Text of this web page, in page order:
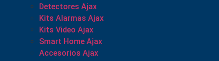
Detectores Ajax
Kits Alarmas Ajax
Kits Video Ajax
Smart Home Ajax
Accesorios Ajax